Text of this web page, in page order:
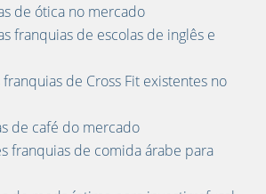
de ótica no mercado
franquias de escolas de inglês e
de Cross Fit existentes no
de café do mercado
franquias de comida árabe para